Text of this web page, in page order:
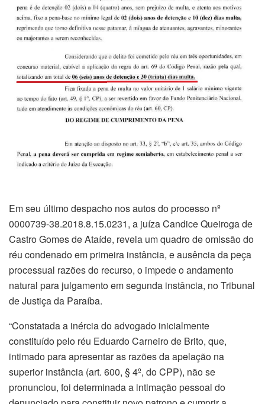
Em seu último despacho nos autos do processo nº
0000739-38.2018.8.15.0231, a juíza Candice Queiroga de
Castro Gomes de Ataíde, revela um quadro de omissão do
réu condenado em primeira instância, e ausência da peça
processual razões do recurso, o impede o andamento
natural para julgamento em segunda instância, no Tribunal
de Justiça da Paraíba.
“Constatada a inércia do advogado inicialmente
constituído pelo réu Eduardo Carneiro de Brito, que,
intimado para apresentar as razões da apelação na
superior instância (art. 600, § 4º, do CPP), não se
pronunciou, foi determinada a intimação pessoal do